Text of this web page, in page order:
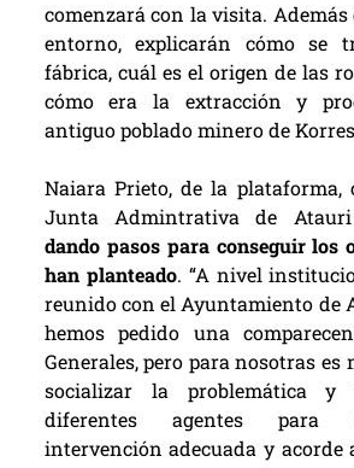
comenzará con la visita.
entorno, explicarán cómo se
fábrica, cuál es el origen de las
cómo era la extracción y
antiguo poblado minero de
Naiara Prieto, de la plataforma,
Junta Admintrativa de
dando pasos para conseguir los
han planteado. “A nivel
reunido con el Ayuntamiento de
hemos pedido una
Generales, pero para nosotras
socializar la problemática y
diferentes agentes para
intervención adecuada y acorde